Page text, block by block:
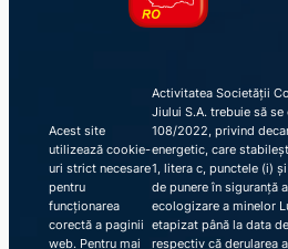
Acest site
utilizează cookie-
uri strict necesare
pentru
funcționarea
corectă a paginii
web. Pentru mai
Activitatea Societății
Jiului S.A. trebuie să
108/2022, privind
energetic, care
1, litera c, punctele (i)
de punere în siguranță
ecologizare a minelor
etapizat până la data
respectiv că derularea